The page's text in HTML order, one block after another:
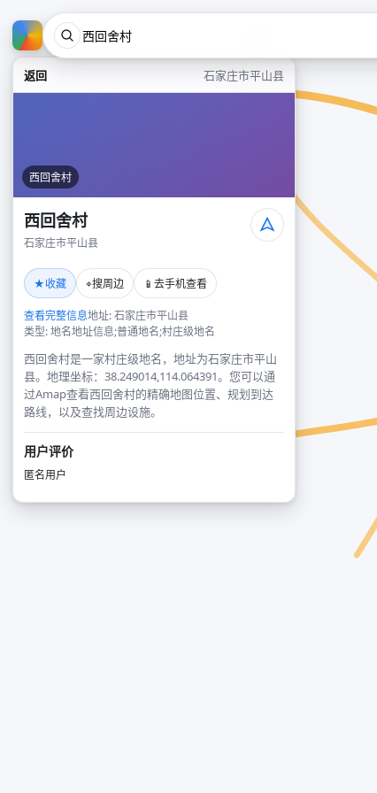
返回 石家庄市平山县
西回舍村
西回舍村
石家庄市平山县
★收藏 ⌖搜周边 📱 去手机查看
查看完整信息地址: 石家庄市平山县
类型: 地名地址信息;普通地名;村庄级地名
西回舍村是一家村庄级地名，地址为石家庄市平山
县。地理坐标：38.249014,114.064391。您可以通
过Amap查看西回舍村的精确地图位置、规划到达
路线，以及查找周边设施。
用户评价
匿名用户